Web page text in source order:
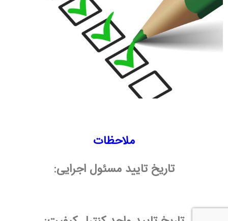
ملاحظات
تاریخ تایید مسئول اجرایی: